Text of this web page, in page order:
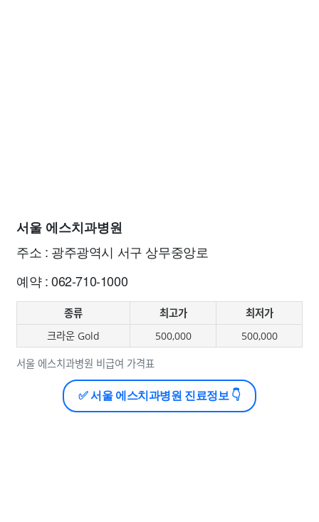
서울 에스치과병원
주소 : 광주광역시 서구 상무중앙로
예약 : 062-710-1000
서울 에스치과병원 비급여 가격표
종류 최고가
최저가
크라운 Gold
500,000 500,000
✅ 서울 에스치과병원 진료정보 👇